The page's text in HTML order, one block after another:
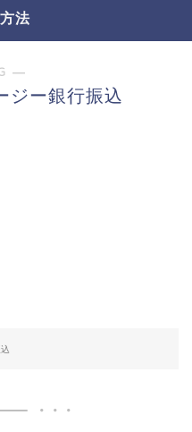
法
―
ジー銀行振込